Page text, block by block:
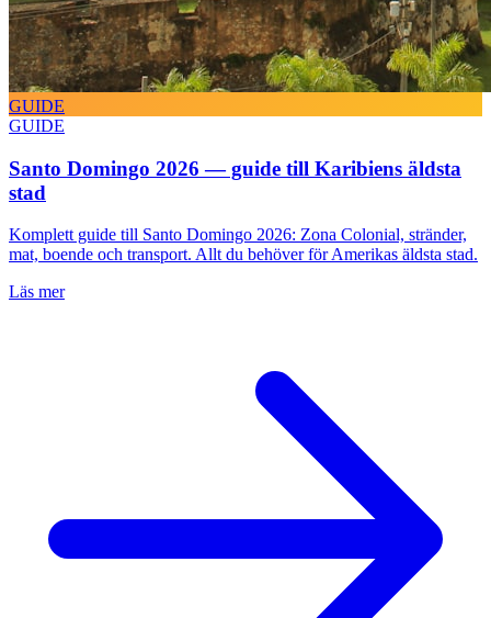
GUIDE
GUIDE
Santo Domingo 2026 — guide till Karibiens äldsta
stad
Komplett guide till Santo Domingo 2026: Zona Colonial, stränder,
mat, boende och transport. Allt du behöver för Amerikas äldsta stad.
Läs mer